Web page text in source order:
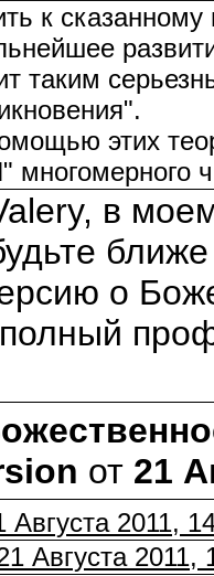
к
таким
этих
многомерного
в
о
полный
от 21
Августа 2011,
Августа 2011,